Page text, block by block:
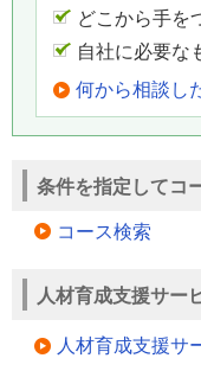
どこから手を
自社に必要な
何から相談し
条件を指定してコ
コース検索
人材育成支援サー
人材育成支援サ